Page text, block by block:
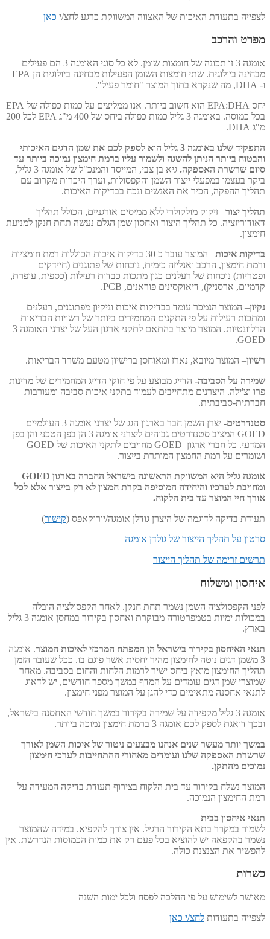
לצפייה בתעודת האיכות של האצווה המשווקת כרגע לחצ/י כאן
מפרט והרכב
אומגה 3 זו תכונה של חומצות שומן. לא כל סוגי האומגה 3 הם פעילים
מבחינה ביולוגית. שתי חומצות השומן הפעילות מבחינה ביולוגית הן EPA
ו- DHA, מה שנקרא בתוך המוצר "חומר פעיל".
יחס EPA:DHA הוא חשוב ביותר. אנו ממליצים על כמות כפולה של EPA
בכל כמוסה. באומגה 3 גליל כמות כפולה ביחס של 400 מ"ג EPA לכל 200
מ"ג DHA.
התפקיד שלנו באומגה 3 גליל הוא לספק לכם את שמן הדגים האיכותי
והבטוח ביותר הניתן להשגה ולשמור עליו ברמת חימצון נמוכה ביותר עד
סיום שרשרת האספקה.
גיא בן צבי, המייסד והמנכ"ל של אומגה 3 גליל,
ביקר בעצמו במפעלי ייצור השמן והקפסולות, וערך היכרות מקרוב עם
תהליך ההפקה, הכיר את האנשים ונכח בבדיקות האיכות.
תהליך יצור– זיקוק מולקולרי ללא ממיסים אורגניים, הכולל תהליך
דאודוריזציה. כל תהליך היצור ואחסון שמן הגלם נעשה תחת חנקן למניעת
חימצון.
בדיקות איכות
– המוצר עובר כ 30 בדיקות איכות הכוללות רמת חומציות
ורמת חימצון, הרכב ואנליזה כימית, נוכחות של פתוגנים (חיידקים
ופטריות) נוכחות של רעלנים כגון מתכות כבדות רעילות (כספית, עופרת,
קדמיום, ארסניק), דיאוקסינים פוראנים, PCB.
נקיון– המוצר הנמכר עומד בבדיקות איכות וניקיון מפתוגנים, רעלנים
ומתכות רעילות על פי התקנים המחמירים ביותר של רשויות הבריאות
הרלוונטיות. המוצר מיוצר בהתאם לתקני ארגון העל של יצרני האומגה 3
GOED.
רשיון– המוצר מיובא, נארז ומאוחסן ברישיון מטעם משרד הבריאות.
שמירה על הסביבה- הדייג מבוצע על פי חוקי הדייג המחמירים של מדינות
פרו וצ'ילה. היצרנים מתחייבים לעמוד בתקני איכות סביבה ומעורבות
חברתית-סביבתית.
סטנדרטים-
יצרן השמן חבר בארגון הגג של יצרני אומגה 3 העולמיים
GOED המציב סטנדרטים גבוהים ליצרני אומגה 3 הן בפן הטכני והן בפן
המדעי. כל חברי ארגון GOED מחויבים לתקני האיכות של GOED
ושומרים על רמת החמצון המותרת בייצור.
אומגה גליל היא המשווקת הראשונה בישראל החברה בארגון GOED
ומחויבת לערכיו והיחידה המוסיפה בקרת חמצון לא רק בייצור אלא לכל
אורך חיי המוצר עד בית הלקוח.
תעודת בדיקה לדוגמה של היצרן גודלן אומגה/יורוקאפס (קישור)
סרטון על תהליך הייצור של גולדן אומגה
תרשים זרימה של תהליך הייצור
איחסון ומשלוח
לפני הקפסולציה השמן נשמר תחת חנקן. לאחר הקפסולציה הובלה
במכולות ימיות בטמפרטורה מבוקרת ואחסון בקירור במחסן אומגה 3 גליל
בארץ.
תנאי האיחסון בקירור בישראל הן המפתח המרכזי לאיכות המוצר. אומגה
3 משמן דגים נוטה לחימצון מהיר יחסית אשר פוגם בו. ככל שעובר הזמן
תהליך החימצון מואץ ביחס ישיר לרמות הלחות והחום בסביבה. מאחר
שמוצרי שמן דגים עומדים על המדף במשך מספר חודשים, יש לדאוג
לתנאי אחסנה מתאימים כדי להגן על המוצר מפני חימצון.
אומגה 3 גליל מקפידה על שמירה בקירור במשך חודשי האחסנה בישראל,
ובכך דואגת לספק לכם אומגה 3 ברמת חימצון נמוכה ביותר.
במשך יותר מעשר שנים אנחנו מבצעים ניטור של איכות השמן לאורך
שרשרת האספקה שלנו ועומדים מאחורי ההתחייבות לערכי חימצון
נמוכים מהתקן.
המוצר נשלח בקירור עד בית הלקוח בצירוף תעודת בדיקה המעידה על
רמת החימצון הנמוכה.
תנאי איחסון בבית
לשמור במקרר בתא הקירור הרגיל. אין צורך להקפיא. במידה שהמוצר
נשמר בהקפאה יש להוציא בכל פעם רק את כמות הכמוסות הנדרשת. אין
להפשיר את הצנצנת כולה.
כשרות
מאושר לשימוש על פי ההלכה לפסח ולכל ימות השנה
לצפייה בתעודות לחצ/י כאן